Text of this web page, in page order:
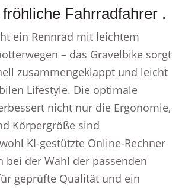
Fahrradfahrer .
ein Rennrad mit leichtem
– das Gravelbike sorgt
zusammengeklappt und leicht
Lifestyle. Die optimale
nicht nur die Ergonomie,
Körpergröße sind
KI-gestützte Online-Rechner
bei der Wahl der passenden
geprüfte Qualität und ein